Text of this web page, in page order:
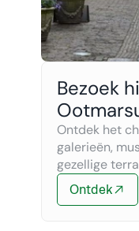
Bezoek
Ontdek het
galerieën,
gezellige
Ontdek